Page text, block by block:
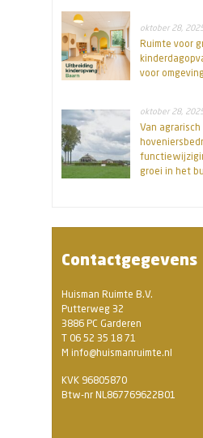
oktober 28,
Ruimte voor
voor
oktober 28,
Van
groei in het
Contactgegevens
Huisman Ruimte B.V.
Putterweg 32
3886 PC Garderen
T 06 52 35 18 71
M info@huismanruimte.nl
KVK 96805870
Btw-nr NL867769622B01